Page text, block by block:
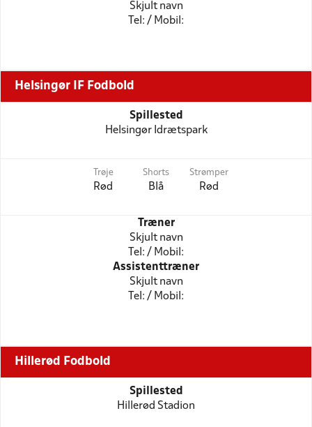
Skjult navn
Tel: / Mobil:
Helsingør IF Fodbold
Spillested
Helsingør Idrætspark
Trøje
Rød
Shorts
Blå
Strømper
Rød
Træner
Skjult navn
Tel: / Mobil:
Assistenttræner
Skjult navn
Tel: / Mobil:
Hillerød Fodbold
Spillested
Hillerød Stadion